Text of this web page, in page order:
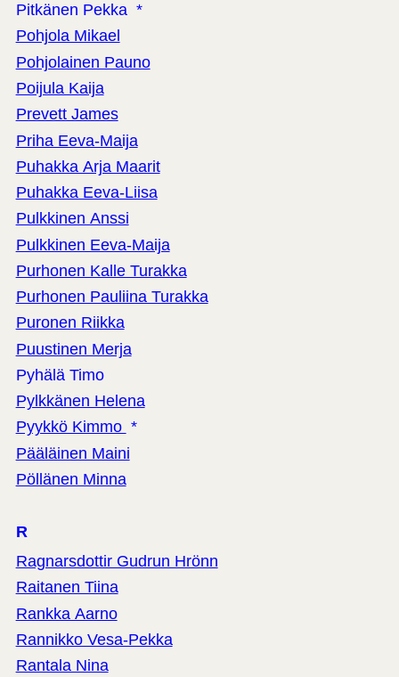
Pitkänen Pekka *
Pohjola Mikael
Pohjolainen Pauno
Poijula Kaija
Prevett James
Priha Eeva-Maija
Puhakka Arja Maarit
Puhakka Eeva-Liisa
Pulkkinen Anssi
Pulkkinen Eeva-Maija
Purhonen Kalle Turakka
Purhonen Pauliina Turakka
Puronen Riikka
Puustinen Merja
Pyhälä Timo
Pylkkänen Helena
Pyykkö Kimmo *
Pääläinen Maini
Pöllänen Minna
R
Ragnarsdottir Gudrun Hrönn
Raitanen Tiina
Rankka Aarno
Rannikko Vesa-Pekka
Rantala Nina